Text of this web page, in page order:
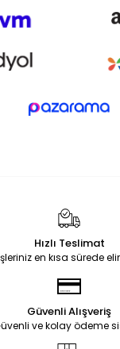
Hızlı Teslimat
en kısa sürede
Güvenli Alışveriş
ve kolay ödeme